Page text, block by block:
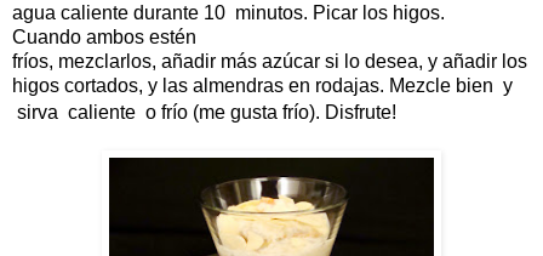
agua caliente durante 10 minutos. Picar los higos.
Cuando ambos estén
fríos, mezclarlos, añadir más azúcar si lo desea, y añadir los
higos cortados, y las almendras en rodajas. Mezcle bien y
sirva caliente o frío (me gusta frío). Disfrute!